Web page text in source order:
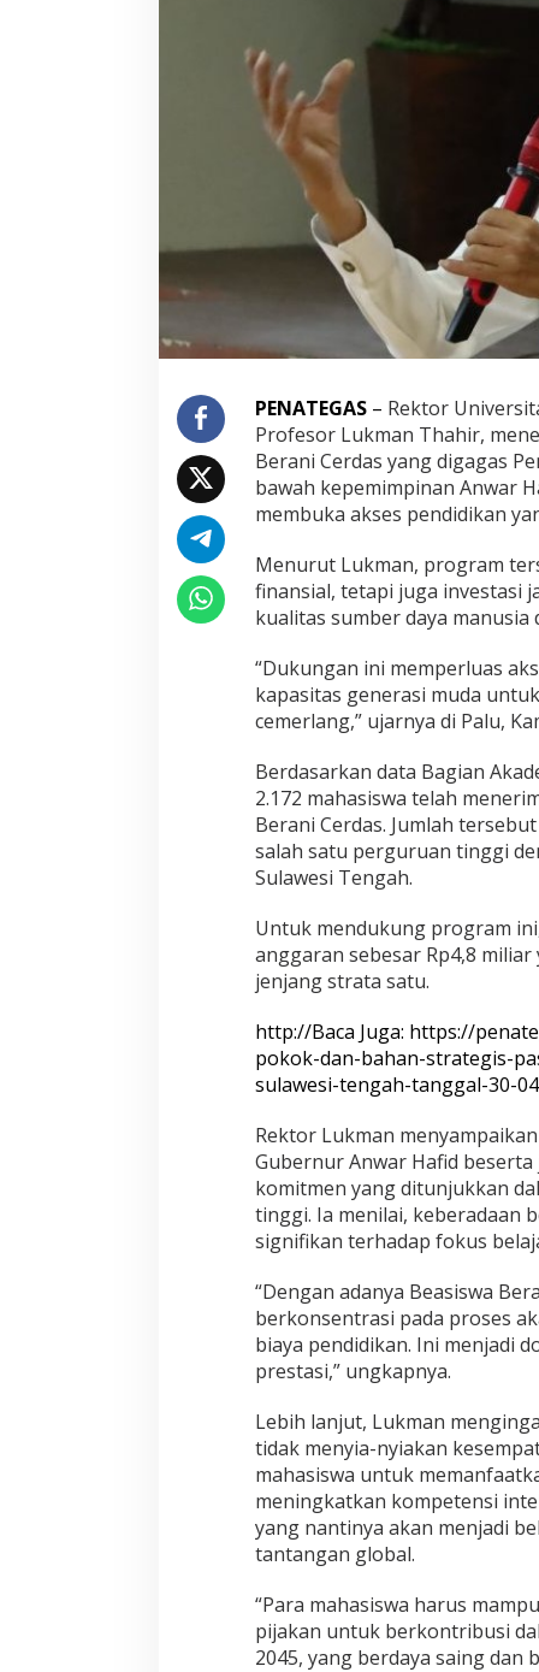
k
G
e
e
r
a
s
u
l
t
e
n
g
:
.
1
7
M
a
h
a
i
s
w
a
U
I
D
a
t
o
a
r
a
m
R
a
i
h
P
e
u
a
n
g
E
a
s
M
e
n
u
j
u
a
s
a
PENATEGAS– Rektor
Profesor Lukman Thahir,
Berani Cerdas yang digagas
bawah kepemimpinan Anwar
membuka akses pendidikan
Menurut Lukman, program
finansial, tetapi juga investasi
kualitas sumber daya manusia
“Dukungan ini memperluas
kapasitas generasi muda
cemerlang,” ujarnya di Palu,
Berdasarkan data Bagian
2.172 mahasiswa telah
Berani Cerdas. Jumlah
salah satu perguruan tinggi
Sulawesi Tengah.
Untuk mendukung program
anggaran sebesar Rp4,8
jenjang strata satu.
http://Baca Juga: https://
pokok-dan-bahan-strategis-
sulawesi-tengah-tanggal-30-
Rektor Lukman
Gubernur Anwar Hafid
komitmen yang ditunjukkan
tinggi. Ia menilai, keberadaan
signifikan terhadap fokus
“Dengan adanya Beasiswa
berkonsentrasi pada proses
biaya pendidikan. Ini menjadi
prestasi,” ungkapnya.
Lebih lanjut, Lukman
tidak menyia-nyiakan
mahasiswa untuk
meningkatkan kompetensi
yang nantinya akan menjadi
tantangan global.
“Para mahasiswa harus
pijakan untuk berkontribusi
2045, yang berdaya saing dan